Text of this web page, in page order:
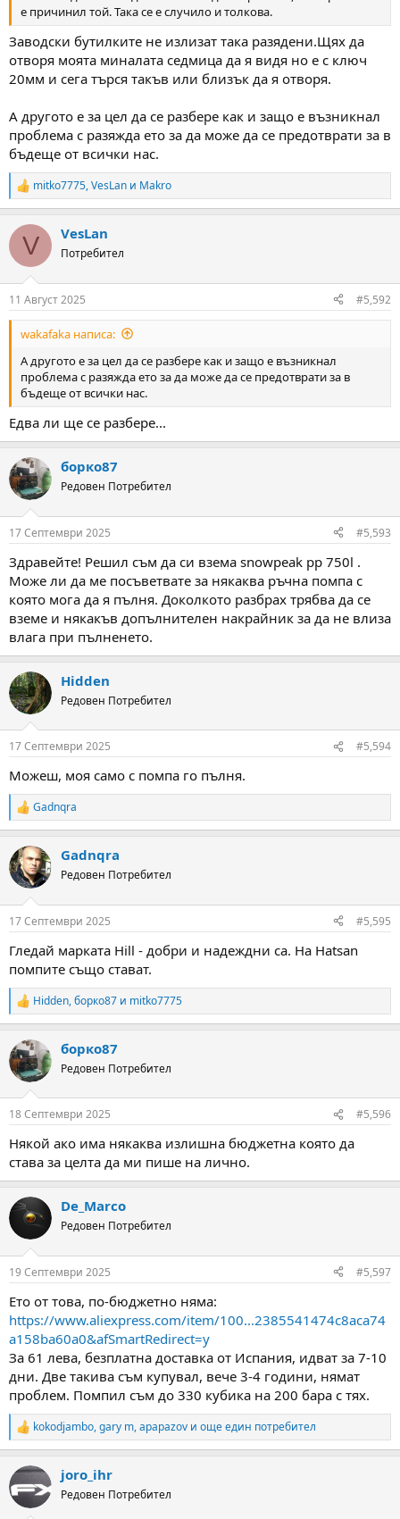
е причинил той. Така се е случило и толкова.
Заводски бутилките не излизат така разядени.Щях да
отворя моята миналата седмица да я видя но е с ключ
20мм и сега търся такъв или близък да я отворя.
А другото е за цел да се разбере как и защо е възникнал
проблема с разяжда ето за да може да се предотврати за в
бъдеще от всички нас.
R
e
c
i
s
:
mitko7775,VesLan и Makro
V VesLan
Потребител
11 Август 2025 #5,592
wakafaka написа:
А другото е за цел да се разбере как и защо е възникнал
проблема с разяжда ето за да може да се предотврати за в
бъдеще от всички нас.
Едва ли ще се разбере...
борко87
Редовен Потребител
17 Септември 2025 #5,593
Здравейте! Решил съм да си взема snowpeak pp 750l .
Може ли да ме посъветвате за някаква ръчна помпа с
която мога да я пълня. Доколкото разбрах трябва да се
вземе и някакъв допълнителен накрайник за да не влиза
влага при пълненето.
Hidden
Редовен Потребител
17 Септември 2025 #5,594
Можеш, моя само с помпа го пълня.
R
e
c
t
i
s
Gadnqra
Gadnqra
Редовен Потребител
17 Септември 2025 #5,595
Гледай марката Hill - добри и надеждни са. На Hatsan
помпите също стават.
R
e
c
t
i
s
Hidden,борко87 и mitko7775
борко87
Редовен Потребител
18 Септември 2025 #5,596
Някой ако има някаква излишна бюджетна която да
става за целта да ми пише на лично.
De_Marco
Редовен Потребител
19 Септември 2025 #5,597
Ето от това, по-бюджетно няма:
https://www.aliexpress.com/item/100...2385541474c8aca74
a158ba60a0&afSmartRedirect=y
За 61 лева, безплатна доставка от Испания, идват за 7-10
дни. Две такива съм купувал, вече 3-4 години, нямат
проблем. Помпил съм до 330 кубика на 200 бара с тях.
R
e
c
t
i
kokodjambo,gary m,apapazov и още един потребител
joro_ihr
Редовен Потребител